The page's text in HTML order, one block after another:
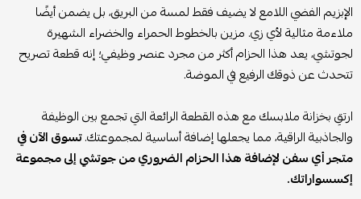
الإبزيم الفضي اللامع لا يضيف فقط لمسة من البريق، بل يضمن أيضًا
ملاءمة مثالية لأي زي. مزين بالخطوط الحمراء والخضراء الشهيرة
لجوتشي، يعد هذا الحزام أكثر من مجرد عنصر وظيفي؛ إنه قطعة تصريح
تتحدث عن ذوقك الرفيع في الموضة.
ارتقِ بخزانة ملابسك مع هذه القطعة الرائعة التي تجمع بين الوظيفة
والجاذبية الراقية، مما يجعلها إضافة أساسية لمجموعتك.تسوق الآن في
متجر أي سفن لإضافة هذا الحزام الضروري من جوتشي إلى مجموعة
إكسسواراتك.